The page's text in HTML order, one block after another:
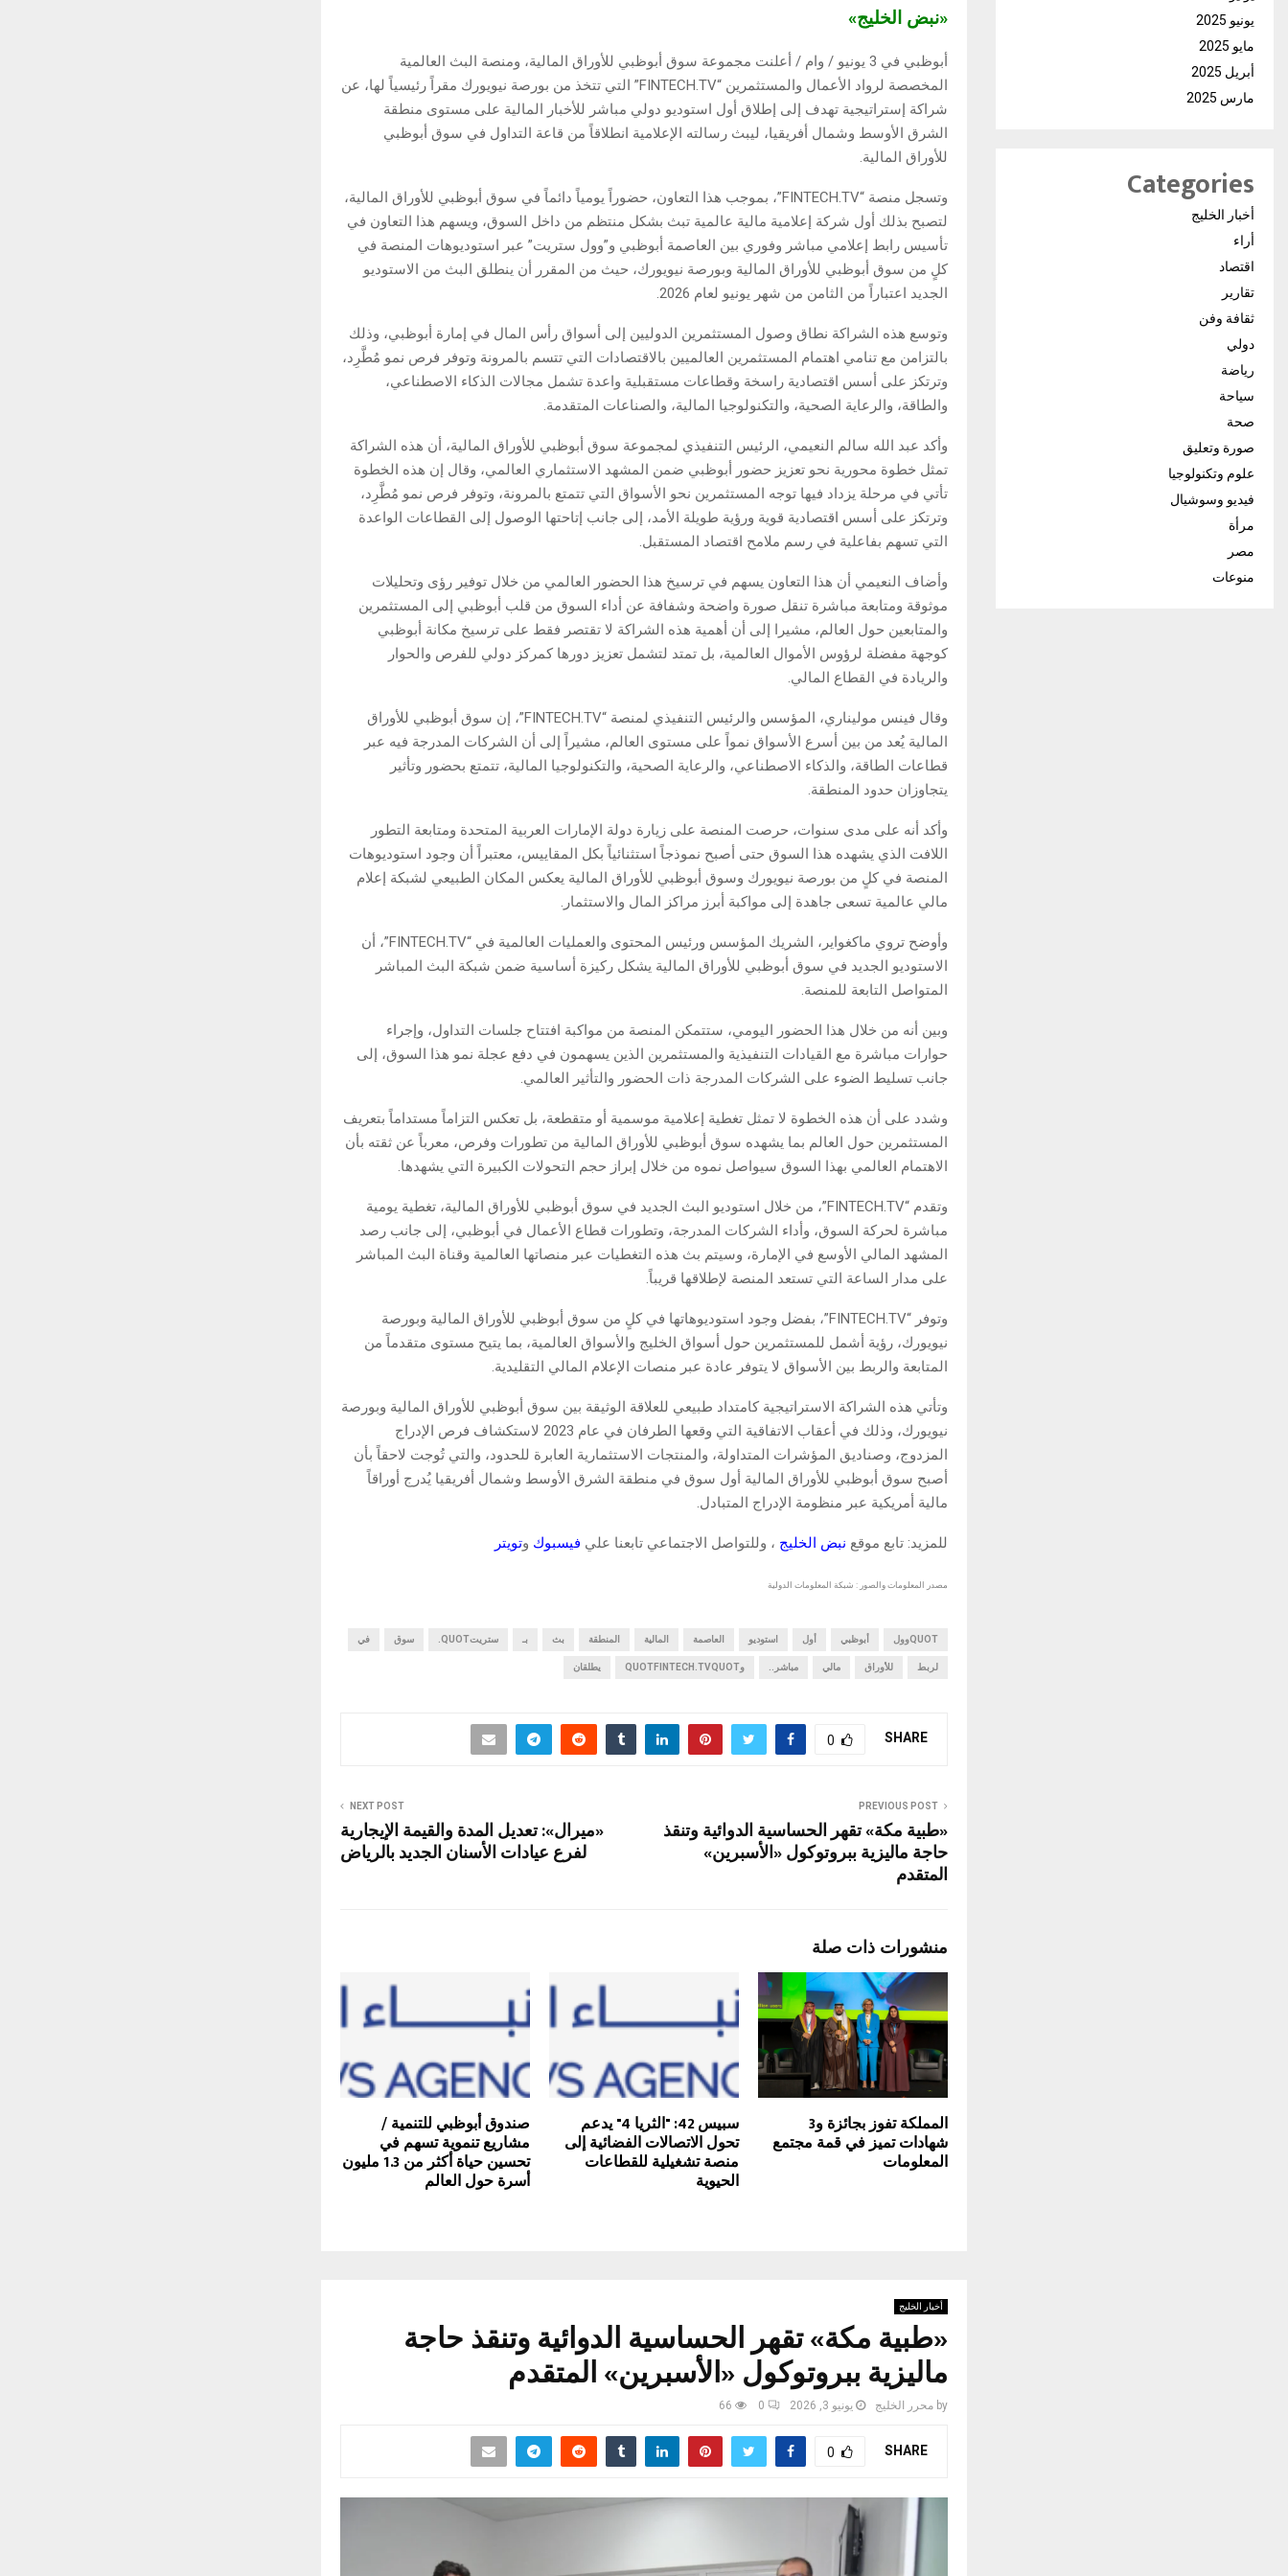
«نبض الخليج»
أبوظبي في 3 يونيو / وام / أعلنت مجموعة سوق أبوظبي للأوراق المالية، ومنصة البث العالمية
المخصصة لرواد الأعمال والمستثمرين “FINTECH.TV” التي تتخذ من بورصة نيويورك مقراً رئيسياً لها، عن
شراكة إستراتيجية تهدف إلى إطلاق أول استوديو دولي مباشر للأخبار المالية على مستوى منطقة
الشرق الأوسط وشمال أفريقيا، ليبث رسالته الإعلامية انطلاقاً من قاعة التداول في سوق أبوظبي
للأوراق المالية.
وتسجل منصة “FINTECH.TV”، بموجب هذا التعاون، حضوراً يومياً دائماً في سوق أبوظبي للأوراق المالية،
لتصبح بذلك أول شركة إعلامية مالية عالمية تبث بشكل منتظم من داخل السوق، ويسهم هذا التعاون في
تأسيس رابط إعلامي مباشر وفوري بين العاصمة أبوظبي و”وول ستريت” عبر استوديوهات المنصة في
كلٍ من سوق أبوظبي للأوراق المالية وبورصة نيويورك، حيث من المقرر أن ينطلق البث من الاستوديو
الجديد اعتباراً من الثامن من شهر يونيو لعام 2026.
وتوسع هذه الشراكة نطاق وصول المستثمرين الدوليين إلى أسواق رأس المال في إمارة أبوظبي، وذلك
بالتزامن مع تنامي اهتمام المستثمرين العالميين بالاقتصادات التي تتسم بالمرونة وتوفر فرص نمو مُطَّرِد،
وترتكز على أسس اقتصادية راسخة وقطاعات مستقبلية واعدة تشمل مجالات الذكاء الاصطناعي،
والطاقة، والرعاية الصحية، والتكنولوجيا المالية، والصناعات المتقدمة.
وأكد عبد الله سالم النعيمي، الرئيس التنفيذي لمجموعة سوق أبوظبي للأوراق المالية، أن هذه الشراكة
تمثل خطوة محورية نحو تعزيز حضور أبوظبي ضمن المشهد الاستثماري العالمي، وقال إن هذه الخطوة
تأتي في مرحلة يزداد فيها توجه المستثمرين نحو الأسواق التي تتمتع بالمرونة، وتوفر فرص نمو مُطَّرِد،
وترتكز على أسس اقتصادية قوية ورؤية طويلة الأمد، إلى جانب إتاحتها الوصول إلى القطاعات الواعدة
التي تسهم بفاعلية في رسم ملامح اقتصاد المستقبل.
وأضاف النعيمي أن هذا التعاون يسهم في ترسيخ هذا الحضور العالمي من خلال توفير رؤى وتحليلات
موثوقة ومتابعة مباشرة تنقل صورة واضحة وشفافة عن أداء السوق من قلب أبوظبي إلى المستثمرين
والمتابعين حول العالم، مشيرا إلى أن أهمية هذه الشراكة لا تقتصر فقط على ترسيخ مكانة أبوظبي
كوجهة مفضلة لرؤوس الأموال العالمية، بل تمتد لتشمل تعزيز دورها كمركز دولي للفرص والحوار
والريادة في القطاع المالي.
وقال فينس موليناري، المؤسس والرئيس التنفيذي لمنصة “FINTECH.TV”، إن سوق أبوظبي للأوراق
المالية يُعد من بين أسرع الأسواق نمواً على مستوى العالم، مشيراً إلى أن الشركات المدرجة فيه عبر
قطاعات الطاقة، والذكاء الاصطناعي، والرعاية الصحية، والتكنولوجيا المالية، تتمتع بحضور وتأثير
يتجاوزان حدود المنطقة.
وأكد أنه على مدى سنوات، حرصت المنصة على زيارة دولة الإمارات العربية المتحدة ومتابعة التطور
اللافت الذي يشهده هذا السوق حتى أصبح نموذجاً استثنائياً بكل المقاييس، معتبراً أن وجود استوديوهات
المنصة في كلٍ من بورصة نيويورك وسوق أبوظبي للأوراق المالية يعكس المكان الطبيعي لشبكة إعلام
مالي عالمية تسعى جاهدة إلى مواكبة أبرز مراكز المال والاستثمار.
وأوضح تروي ماكغواير، الشريك المؤسس ورئيس المحتوى والعمليات العالمية في “FINTECH.TV”، أن
الاستوديو الجديد في سوق أبوظبي للأوراق المالية يشكل ركيزة أساسية ضمن شبكة البث المباشر
المتواصل التابعة للمنصة.
وبين أنه من خلال هذا الحضور اليومي، ستتمكن المنصة من مواكبة افتتاح جلسات التداول، وإجراء
حوارات مباشرة مع القيادات التنفيذية والمستثمرين الذين يسهمون في دفع عجلة نمو هذا السوق، إلى
جانب تسليط الضوء على الشركات المدرجة ذات الحضور والتأثير العالمي.
وشدد على أن هذه الخطوة لا تمثل تغطية إعلامية موسمية أو متقطعة، بل تعكس التزاماً مستداماً بتعريف
المستثمرين حول العالم بما يشهده سوق أبوظبي للأوراق المالية من تطورات وفرص، معرباً عن ثقته بأن
الاهتمام العالمي بهذا السوق سيواصل نموه من خلال إبراز حجم التحولات الكبيرة التي يشهدها.
وتقدم “FINTECH.TV”، من خلال استوديو البث الجديد في سوق أبوظبي للأوراق المالية، تغطية يومية
مباشرة لحركة السوق، وأداء الشركات المدرجة، وتطورات قطاع الأعمال في أبوظبي، إلى جانب رصد
المشهد المالي الأوسع في الإمارة، وسيتم بث هذه التغطيات عبر منصاتها العالمية وقناة البث المباشر
على مدار الساعة التي تستعد المنصة لإطلاقها قريباً.
وتوفر “FINTECH.TV”، بفضل وجود استوديوهاتها في كلٍ من سوق أبوظبي للأوراق المالية وبورصة
نيويورك، رؤية أشمل للمستثمرين حول أسواق الخليج والأسواق العالمية، بما يتيح مستوى متقدماً من
المتابعة والربط بين الأسواق لا يتوفر عادة عبر منصات الإعلام المالي التقليدية.
وتأتي هذه الشراكة الاستراتيجية كامتداد طبيعي للعلاقة الوثيقة بين سوق أبوظبي للأوراق المالية وبورصة
نيويورك، وذلك في أعقاب الاتفاقية التي وقعها الطرفان في عام 2023 لاستكشاف فرص الإدراج
المزدوج، وصناديق المؤشرات المتداولة، والمنتجات الاستثمارية العابرة للحدود، والتي تُوجت لاحقاً بأن
أصبح سوق أبوظبي للأوراق المالية أول سوق في منطقة الشرق الأوسط وشمال أفريقيا يُدرج أوراقاً
مالية أمريكية عبر منظومة الإدراج المتبادل.
للمزيد: تابع موقع نبض الخليج ، وللتواصل الاجتماعي تابعنا علي فيسبوك وتويتر
مصدر المعلومات والصور : شبكة المعلومات الدولية
QUOTوول أبوظبي أول استوديو العاصمة المالية المنطقة بث بـ ستريتQUOT. سوق في
لربط للأوراق مالي مباشر.. وQUOTFINTECH.TVQUOT يطلقان
SHARE
0
PREVIOUS POST
«طبية مكة» تقهر الحساسية الدوائية وتنقذ
حاجة ماليزية ببروتوكول «الأسبرين»
المتقدم
NEXT POST
«ميرال»: تعديل المدة والقيمة الإيجارية
لفرع عيادات الأسنان الجديد بالرياض
منشورات ذات صلة
المملكة تفوز بجائزة و3
شهادات تميز في قمة مجتمع
المعلومات
سبيس 42: "الثريا 4" يدعم
تحول الاتصالات الفضائية إلى
منصة تشغيلية للقطاعات
الحيوية
صندوق أبوظبي للتنمية /
مشاريع تنموية تسهم في
تحسين حياة أكثر من 1.3 مليون
أسرة حول العالم
أخبار الخليج
«طبية مكة» تقهر الحساسية الدوائية وتنقذ حاجة
ماليزية ببروتوكول «الأسبرين» المتقدم
by محرر الخليج يونيو 3, 2026 0
66
SHARE
0
يونيو 2025
مايو 2025
أبريل 2025
مارس 2025
Categories
أخبار الخليج
أراء
اقتصاد
تقارير
ثقافة وفن
دولي
رياضة
سياحة
صحة
صورة وتعليق
علوم وتكنولوجيا
فيديو وسوشيال
مرأة
مصر
منوعات